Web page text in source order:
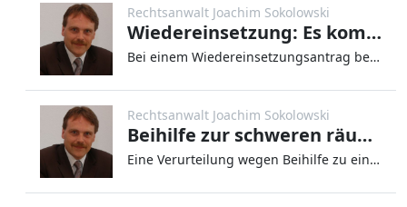
Rechtsanwalt Joachim Sokolowski
Wiedereinsetzung: Es kommt auf die Kenntnis des Angeklagten an
Bei einem Wiedereinsetzungsantrag bezüglich der Versäumung der Revisionsbegründungsfrist kommt es auf die
Rechtsanwalt Joachim Sokolowski
Beihilfe zur schweren räuberischen Erpressung
Eine Verurteilung wegen Beihilfe zu einer schweren räuberischen Erpressung setzt voraus, dass festgestellt wird, da